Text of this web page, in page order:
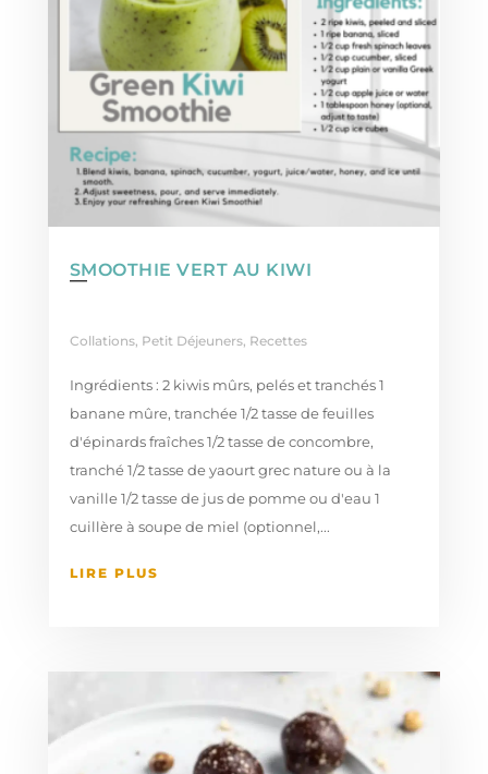
SMOOTHIE VERT AU KIWI
Collations, Petit Déjeuners, Recettes
Ingrédients : 2 kiwis mûrs, pelés et tranchés 1
banane mûre, tranchée 1/2 tasse de feuilles
d'épinards fraîches 1/2 tasse de concombre,
tranché 1/2 tasse de yaourt grec nature ou à la
vanille 1/2 tasse de jus de pomme ou d'eau 1
cuillère à soupe de miel (optionnel,...
LIRE PLUS